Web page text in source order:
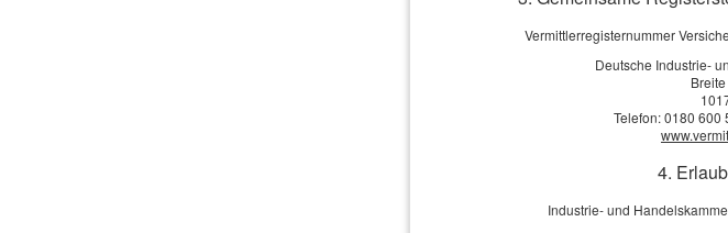
Steuerliche
Den gesamten Markt –
Jetzt
Wir
Vermittlerregisternummer
Deutsche Industrie-
Telefon: 0180 600
4.
Industrie- und